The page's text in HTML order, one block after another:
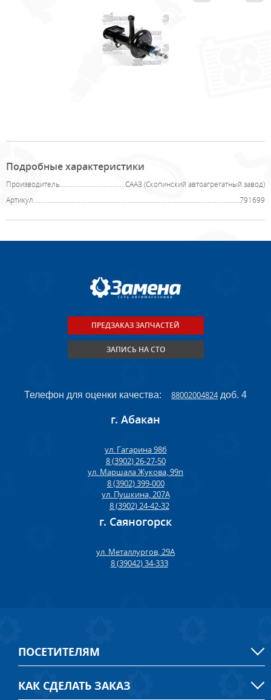
Подробные характеристики
Производитель
СААЗ (Скопинский автоагрегатный завод)
Артикул
791699
ПРЕДЗАКАЗ ЗАПЧАСТЕЙ
ЗАПИСЬ НА СТО
Телефон для оценки качества: 88002004824доб. 4
г. Абакан
ул. Гагарина 98б
8 (3902) 26-27-50
ул. Маршала Жукова, 99п
8 (3902) 399-000
ул. Пушкина, 207А
8 (3902) 24-42-32
г. Саяногорск
ул. Металлургов, 29А
8 (39042) 34-333
ПОСЕТИТЕЛЯМ
КАК СДЕЛАТЬ ЗАКАЗ